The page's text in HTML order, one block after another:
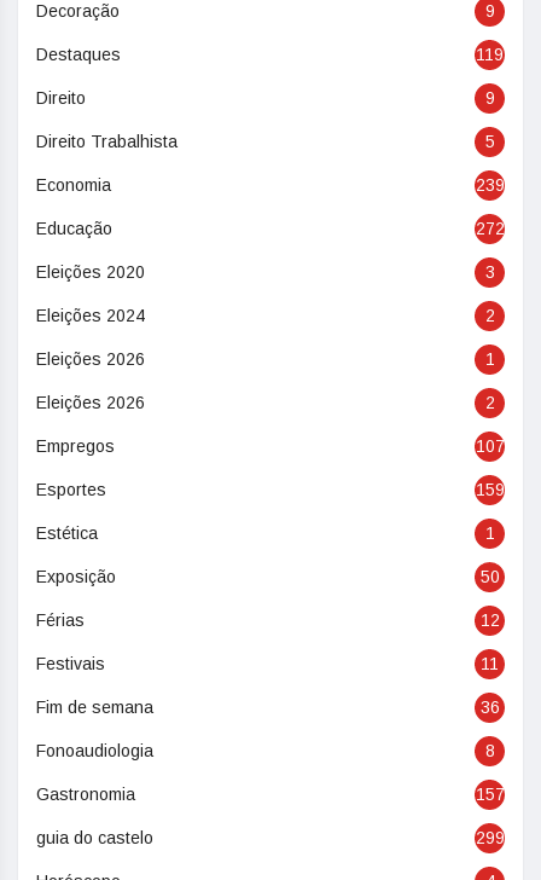
Decoração 9
Destaques 119
Direito 9
Direito Trabalhista 5
Economia 239
Educação 272
Eleições 2020 3
Eleições 2024 2
Eleições 2026 1
Eleições 2026 2
Empregos 107
Esportes 159
Estética 1
Exposição 50
Férias 12
Festivais 11
Fim de semana 36
Fonoaudiologia 8
Gastronomia 157
guia do castelo 299